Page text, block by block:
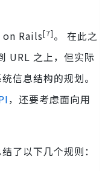
on Rails[7]。 在此之
URL 之上，但实际
信息结构的规划。
，还要考虑面向用
了以下几个规则：